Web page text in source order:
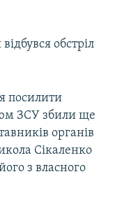
обстріл
посилити
ЗСУ збили ще
органів
Сікаленко
з власного